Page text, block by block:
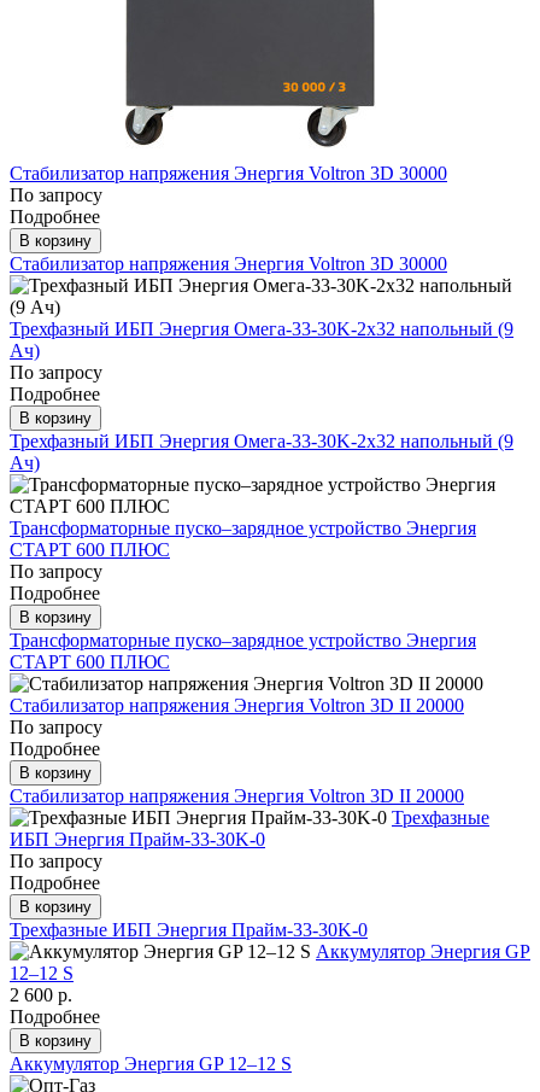
Стабилизатор напряжения Энергия Voltron 3D 30000
По запросу
Подробнее
В корзину
Стабилизатор напряжения Энергия Voltron 3D 30000
Трехфазный ИБП Энергия Омега-33-30K-2x32 напольный (9
Ач)
По запросу
Подробнее
В корзину
Трехфазный ИБП Энергия Омега-33-30K-2x32 напольный (9
Ач)
Трансформаторные пуско–зарядное устройство Энергия
СТАРТ 600 ПЛЮС
По запросу
Подробнее
В корзину
Трансформаторные пуско–зарядное устройство Энергия
СТАРТ 600 ПЛЮС
Стабилизатор напряжения Энергия Voltron 3D II 20000
По запросу
Подробнее
В корзину
Стабилизатор напряжения Энергия Voltron 3D II 20000
Трехфазные
ИБП Энергия Прайм-33-30K-0
По запросу
Подробнее
В корзину
Трехфазные ИБП Энергия Прайм-33-30K-0
Аккумулятор Энергия GP
12–12 S
2 600 р.
Подробнее
В корзину
Аккумулятор Энергия GP 12–12 S